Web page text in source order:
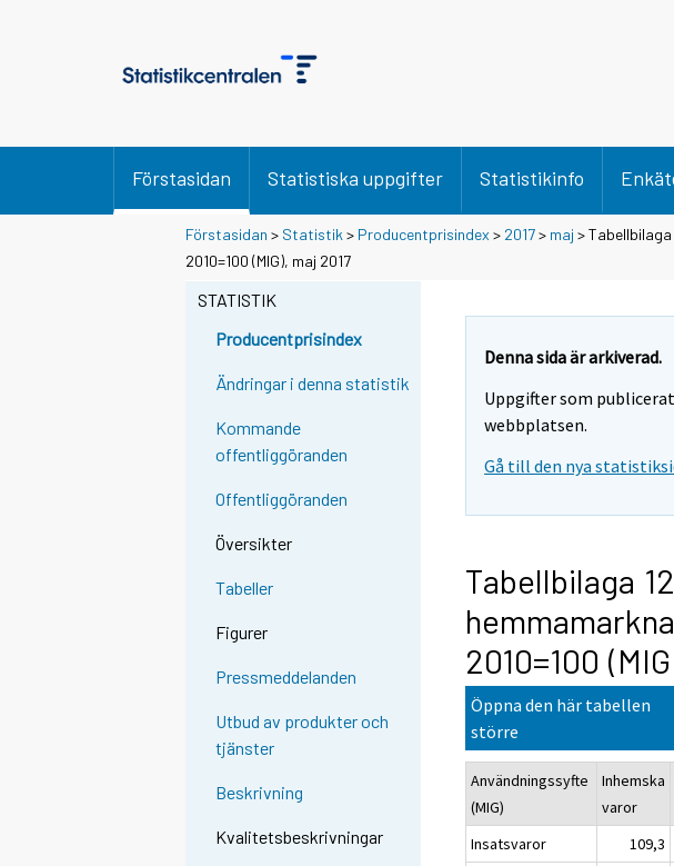
Förstasidan Statistiska uppgifter Statistikinfo
Förstasidan > Statistik > Producentprisindex > 2017> maj >
2010=100 (MIG), maj 2017
STATISTIK
Producentprisindex
Ändringar i denna statistik
Kommande
offentliggöranden
Offentliggöranden
Översikter
Tabeller
Figurer
Pressmeddelanden
Utbud av produkter och
tjänster
Beskrivning
Kvalitetsbeskrivningar
Denna sida är arkiverad.
Uppgifter som
webbplatsen.
Gå till den nya
Tabellbilaga
2010=100
Öppna den här tabellen
större
Användningssyfte
(MIG)
Inhemska
varor
Insatsvaror
109,3